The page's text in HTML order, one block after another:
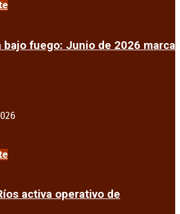
bajo fuego: Junio de 2026 marca
activa operativo de